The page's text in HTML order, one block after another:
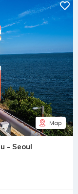
Map
- Seoul